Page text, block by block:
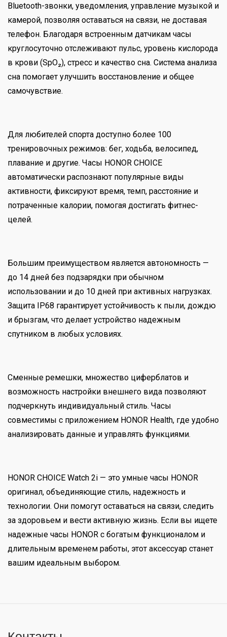
Bluetooth-звонки, уведомления, управление музыкой и
камерой, позволяя оставаться на связи, не доставая
телефон. Благодаря встроенным датчикам часы
круглосуточно отслеживают пульс, уровень кислорода
в крови (SpO₂), стресс и качество сна. Система анализа
сна помогает улучшить восстановление и общее
самочувствие.
Для любителей спорта доступно более 100
тренировочных режимов: бег, ходьба, велосипед,
плавание и другие. Часы HONOR CHOICE
автоматически распознают популярные виды
активности, фиксируют время, темп, расстояние и
потраченные калории, помогая достигать фитнес-
целей.
Большим преимуществом является автономность —
до 14 дней без подзарядки при обычном
использовании и до 10 дней при активных нагрузках.
Защита IP68 гарантирует устойчивость к пыли, дождю
и брызгам, что делает устройство надежным
спутником в любых условиях.
Сменные ремешки, множество циферблатов и
возможность настройки внешнего вида позволяют
подчеркнуть индивидуальный стиль. Часы
совместимы с приложением HONOR Health, где удобно
анализировать данные и управлять функциями.
HONOR CHOICE Watch 2i — это умные часы HONOR
оригинал, объединяющие стиль, надежность и
технологии. Они помогут оставаться на связи, следить
за здоровьем и вести активную жизнь. Если вы ищете
надежные часы HONOR с богатым функционалом и
длительным временем работы, этот аксессуар станет
вашим идеальным выбором.